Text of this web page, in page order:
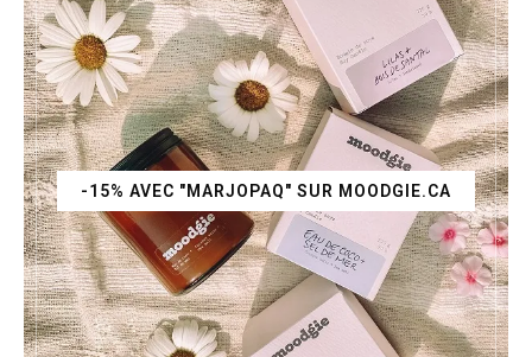
-15% AVEC "MARJOPAQ" SUR MOODGIE.CA